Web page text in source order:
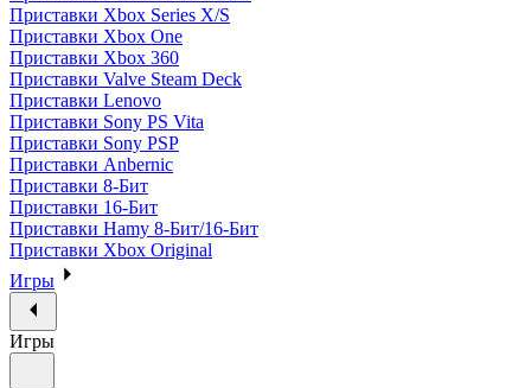
Приставки Xbox Series X/S
Приставки Xbox One
Приставки Xbox 360
Приставки Valve Steam Deck
Приставки Lenovo
Приставки Sony PS Vita
Приставки Sony PSP
Приставки Anbernic
Приставки 8-Бит
Приставки 16-Бит
Приставки Hamy 8-Бит/16-Бит
Приставки Xbox Original
Игры
Игры